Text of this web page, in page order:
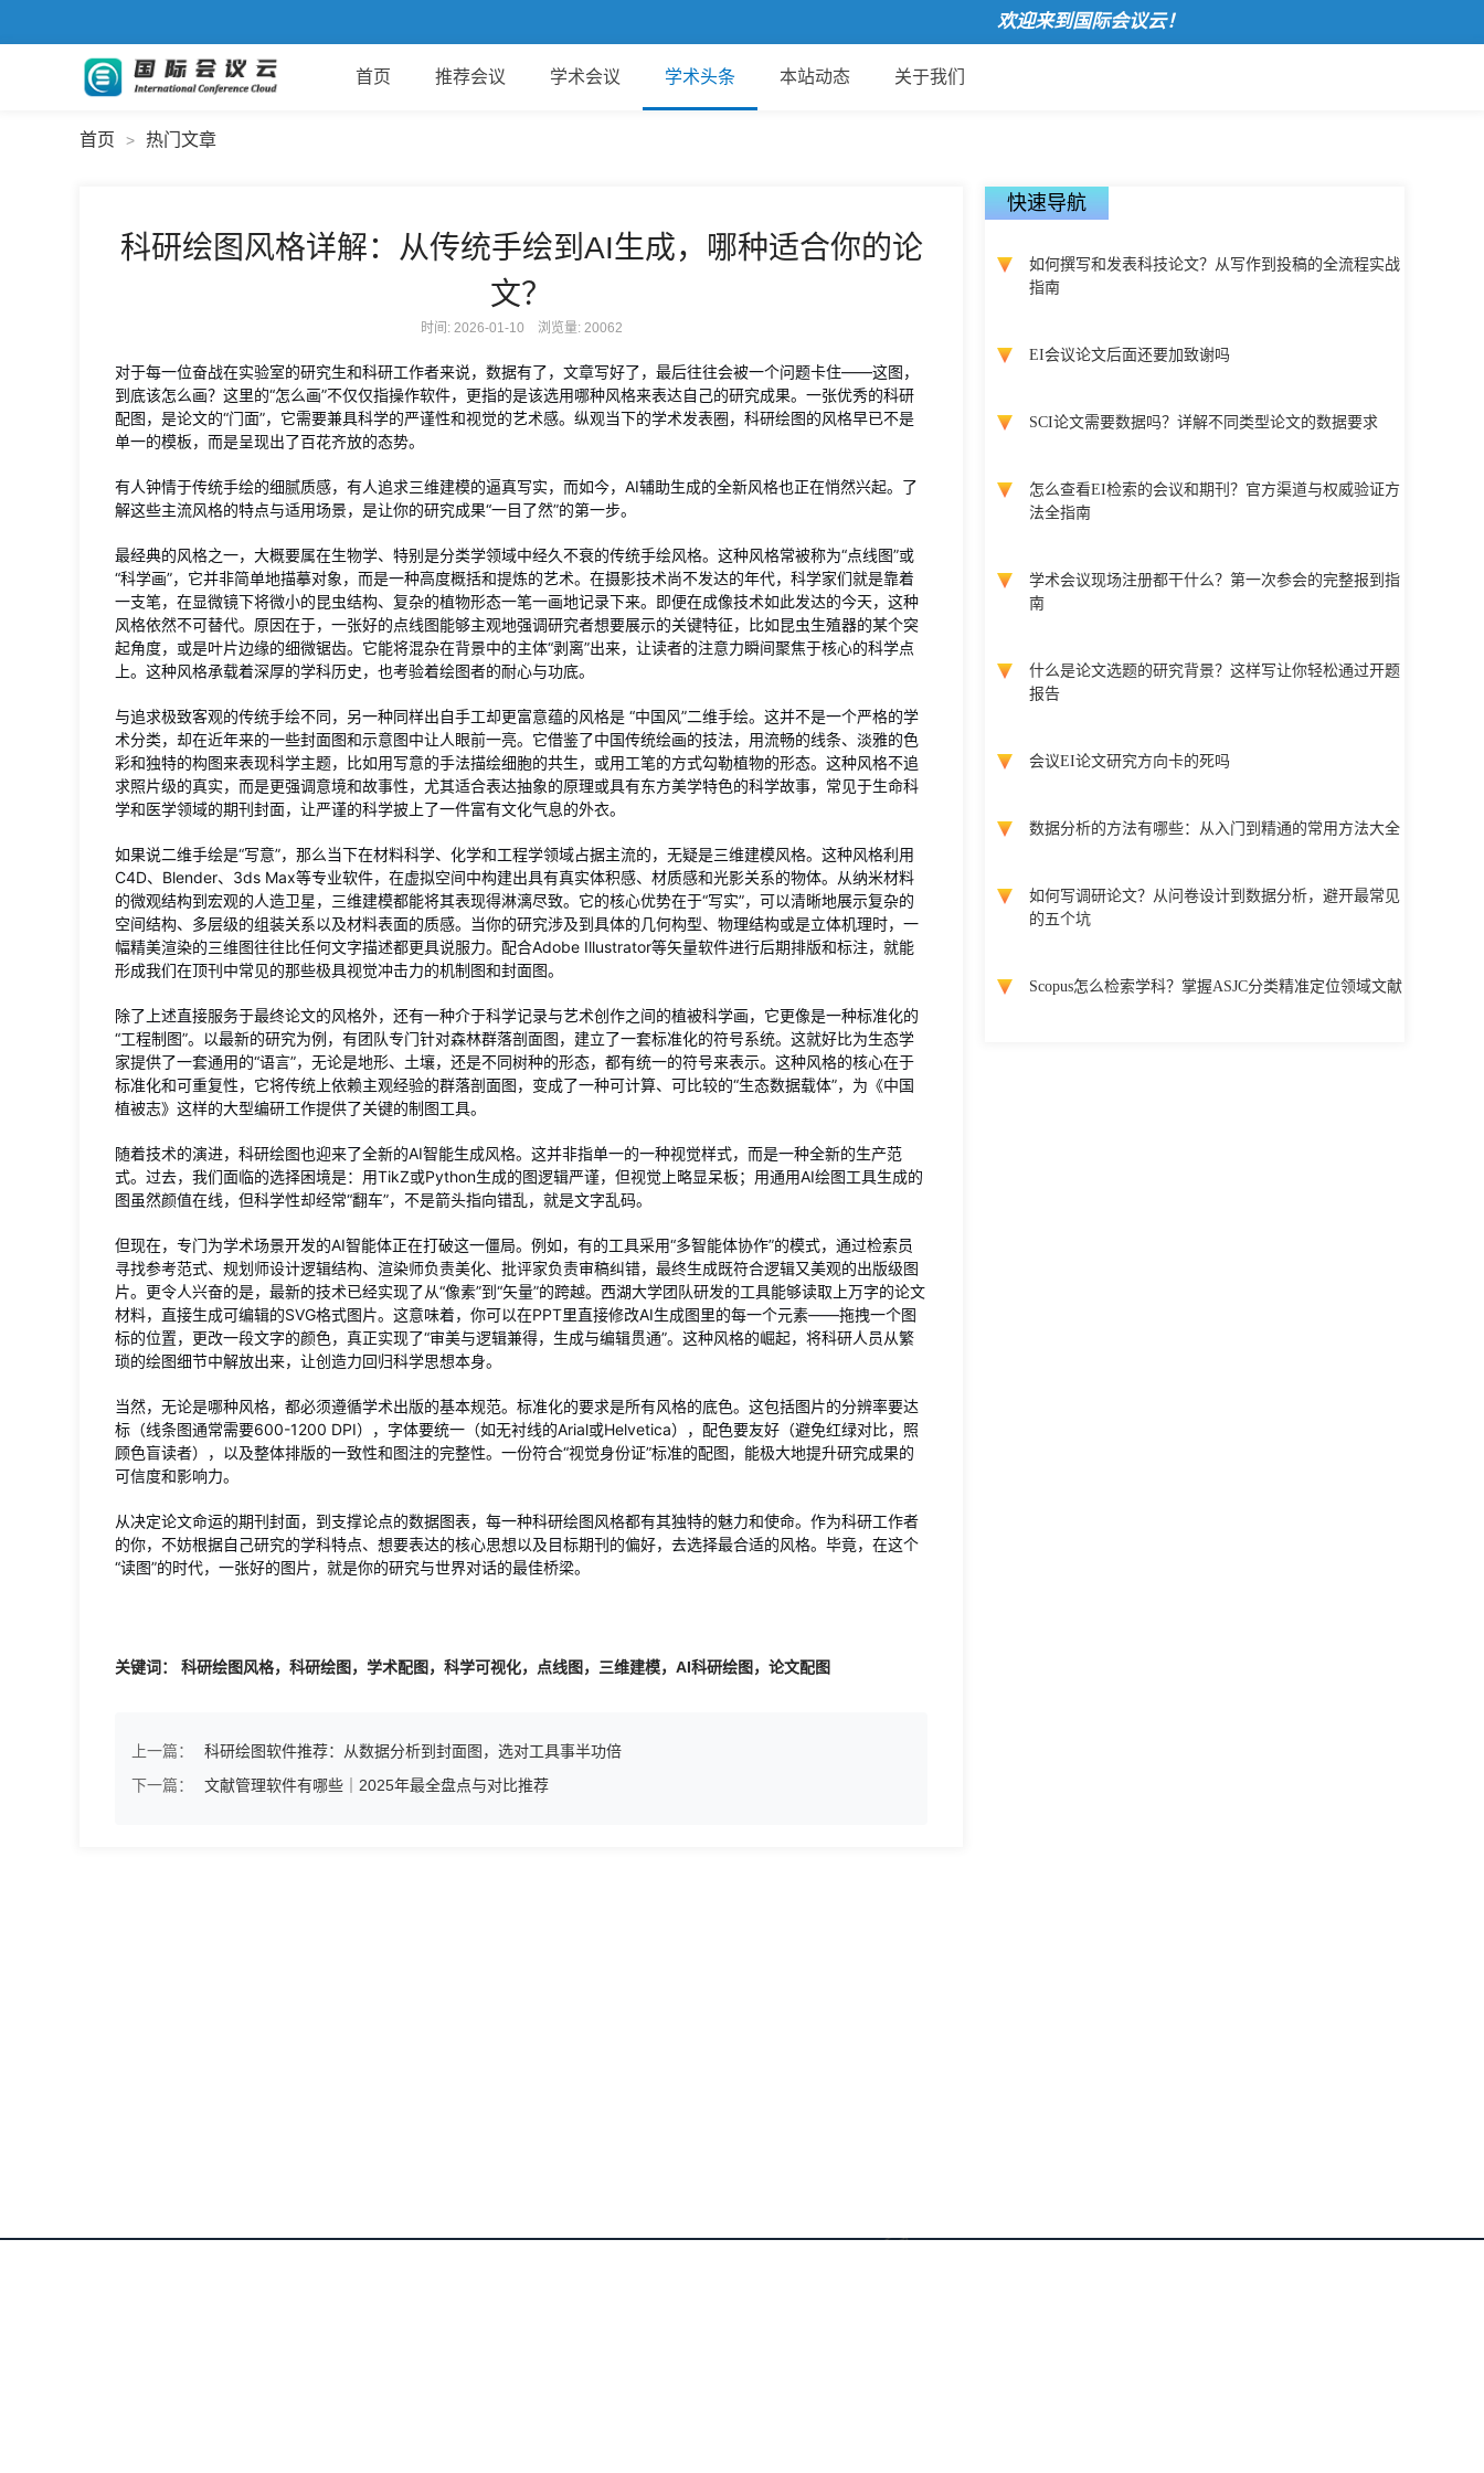
欢迎来到国际会议云！
首页 推荐会议 学术会议 学术头条 本站动态 关于我们
首页 > 热门文章
科研绘图风格详解：从传统手绘到AI生成，哪种适合你的论
文？
时间: 2026-01-10 浏览量: 20062
对于每一位奋战在实验室的研究生和科研工作者来说，数据有了，文章写好了，最后往往会被一个问题卡住——这图，
到底该怎么画？这里的“怎么画”不仅仅指操作软件，更指的是该选用哪种风格来表达自己的研究成果。一张优秀的科研
配图，是论文的“门面”，它需要兼具科学的严谨性和视觉的艺术感。纵观当下的学术发表圈，科研绘图的风格早已不是
单一的模板，而是呈现出了百花齐放的态势。
有人钟情于传统手绘的细腻质感，有人追求三维建模的逼真写实，而如今，AI辅助生成的全新风格也正在悄然兴起。了
解这些主流风格的特点与适用场景，是让你的研究成果“一目了然”的第一步。
最经典的风格之一，大概要属在生物学、特别是分类学领域中经久不衰的传统手绘风格。这种风格常被称为“点线图”或
“科学画”，它并非简单地描摹对象，而是一种高度概括和提炼的艺术。在摄影技术尚不发达的年代，科学家们就是靠着
一支笔，在显微镜下将微小的昆虫结构、复杂的植物形态一笔一画地记录下来。即便在成像技术如此发达的今天，这种
风格依然不可替代。原因在于，一张好的点线图能够主观地强调研究者想要展示的关键特征，比如昆虫生殖器的某个突
起角度，或是叶片边缘的细微锯齿。它能将混杂在背景中的主体“剥离”出来，让读者的注意力瞬间聚焦于核心的科学点
上。这种风格承载着深厚的学科历史，也考验着绘图者的耐心与功底。
与追求极致客观的传统手绘不同，另一种同样出自手工却更富意蕴的风格是 “中国风”二维手绘。这并不是一个严格的学
术分类，却在近年来的一些封面图和示意图中让人眼前一亮。它借鉴了中国传统绘画的技法，用流畅的线条、淡雅的色
彩和独特的构图来表现科学主题，比如用写意的手法描绘细胞的共生，或用工笔的方式勾勒植物的形态。这种风格不追
求照片级的真实，而是更强调意境和故事性，尤其适合表达抽象的原理或具有东方美学特色的科学故事，常见于生命科
学和医学领域的期刊封面，让严谨的科学披上了一件富有文化气息的外衣。
如果说二维手绘是“写意”，那么当下在材料科学、化学和工程学领域占据主流的，无疑是三维建模风格。这种风格利用
C4D、Blender、3ds Max等专业软件，在虚拟空间中构建出具有真实体积感、材质感和光影关系的物体。从纳米材料
的微观结构到宏观的人造卫星，三维建模都能将其表现得淋漓尽致。它的核心优势在于“写实”，可以清晰地展示复杂的
空间结构、多层级的组装关系以及材料表面的质感。当你的研究涉及到具体的几何构型、物理结构或是立体机理时，一
幅精美渲染的三维图往往比任何文字描述都更具说服力。配合Adobe Illustrator等矢量软件进行后期排版和标注，就能
形成我们在顶刊中常见的那些极具视觉冲击力的机制图和封面图。
除了上述直接服务于最终论文的风格外，还有一种介于科学记录与艺术创作之间的植被科学画，它更像是一种标准化的
“工程制图”。以最新的研究为例，有团队专门针对森林群落剖面图，建立了一套标准化的符号系统。这就好比为生态学
家提供了一套通用的“语言”，无论是地形、土壤，还是不同树种的形态，都有统一的符号来表示。这种风格的核心在于
标准化和可重复性，它将传统上依赖主观经验的群落剖面图，变成了一种可计算、可比较的“生态数据载体”，为《中国
植被志》这样的大型编研工作提供了关键的制图工具。
随着技术的演进，科研绘图也迎来了全新的AI智能生成风格。这并非指单一的一种视觉样式，而是一种全新的生产范
式。过去，我们面临的选择困境是：用TikZ或Python生成的图逻辑严谨，但视觉上略显呆板；用通用AI绘图工具生成的
图虽然颜值在线，但科学性却经常“翻车”，不是箭头指向错乱，就是文字乱码。
但现在，专门为学术场景开发的AI智能体正在打破这一僵局。例如，有的工具采用“多智能体协作”的模式，通过检索员
寻找参考范式、规划师设计逻辑结构、渲染师负责美化、批评家负责审稿纠错，最终生成既符合逻辑又美观的出版级图
片。更令人兴奋的是，最新的技术已经实现了从“像素”到“矢量”的跨越。西湖大学团队研发的工具能够读取上万字的论文
材料，直接生成可编辑的SVG格式图片。这意味着，你可以在PPT里直接修改AI生成图里的每一个元素——拖拽一个图
标的位置，更改一段文字的颜色，真正实现了“审美与逻辑兼得，生成与编辑贯通”。这种风格的崛起，将科研人员从繁
琐的绘图细节中解放出来，让创造力回归科学思想本身。
当然，无论是哪种风格，都必须遵循学术出版的基本规范。标准化的要求是所有风格的底色。这包括图片的分辨率要达
标（线条图通常需要600-1200 DPI），字体要统一（如无衬线的Arial或Helvetica），配色要友好（避免红绿对比，照
顾色盲读者），以及整体排版的一致性和图注的完整性。一份符合“视觉身份证”标准的配图，能极大地提升研究成果的
可信度和影响力。
从决定论文命运的期刊封面，到支撑论点的数据图表，每一种科研绘图风格都有其独特的魅力和使命。作为科研工作者
的你，不妨根据自己研究的学科特点、想要表达的核心思想以及目标期刊的偏好，去选择最合适的风格。毕竟，在这个
“读图”的时代，一张好的图片，就是你的研究与世界对话的最佳桥梁。
关键词： 科研绘图风格，科研绘图，学术配图，科学可视化，点线图，三维建模，AI科研绘图，论文配图
上一篇：
科研绘图软件推荐：从数据分析到封面图，选对工具事半功倍
下一篇：
文献管理软件有哪些｜2025年最全盘点与对比推荐
快速导航
如何撰写和发表科技论文？从写作到投稿的全流程实战
指南
EI会议论文后面还要加致谢吗
SCI论文需要数据吗？详解不同类型论文的数据要求
怎么查看EI检索的会议和期刊？官方渠道与权威验证方
法全指南
学术会议现场注册都干什么？第一次参会的完整报到指
南
什么是论文选题的研究背景？这样写让你轻松通过开题
报告
会议EI论文研究方向卡的死吗
数据分析的方法有哪些：从入门到精通的常用方法大全
如何写调研论文？从问卷设计到数据分析，避开最常见
的五个坑
Scopus怎么检索学科？掌握ASJC分类精准定位领域文献